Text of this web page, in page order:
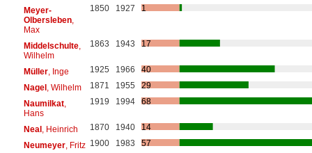
Meyer-
Olbersleben,
Max
1850 1927 1
Middelschulte,
Wilhelm
1863 1943 17
Müller, Inge 1925 1966
40
Nagel, Wilhelm 1871 1955
29
Naumilkat,
Hans
1919 1994 68
Neal, Heinrich 1870 1940
14
Neumeyer, Fritz 1900 1983
57